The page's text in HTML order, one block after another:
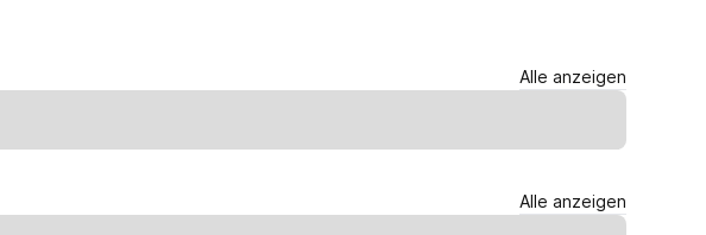
Alle anzeigen
Alle anzeigen